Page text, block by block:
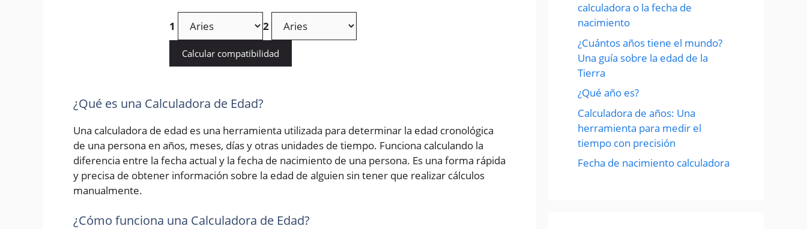
1 2
Calcular compatibilidad
¿Qué es una Calculadora de Edad?
Una calculadora de edad es una herramienta utilizada para determinar la edad cronológica
de una persona en años, meses, días y otras unidades de tiempo. Funciona calculando la
diferencia entre la fecha actual y la fecha de nacimiento de una persona. Es una forma rápida
y precisa de obtener información sobre la edad de alguien sin tener que realizar cálculos
manualmente.
¿Cómo funciona una Calculadora de Edad?
calculadora o la fecha de
nacimiento
¿Cuántos años tiene el mundo?
Una guía sobre la edad de la
Tierra
¿Qué año es?
Calculadora de años: Una
herramienta para medir el
tiempo con precisión
Fecha de nacimiento calculadora